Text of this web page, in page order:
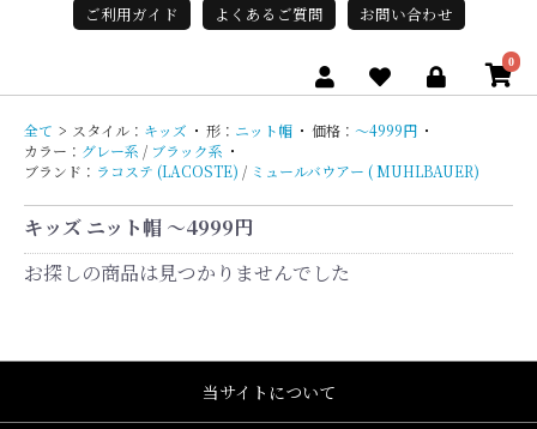
ご利用ガイド よくあるご質問 お問い合わせ
0
全て > スタイル： キッズ ・ 形： ニット帽 ・ 価格： 〜4999円 ・
カラー： グレー系 / ブラック系 ・
ブランド： ラコステ (LACOSTE) / ミュールバウアー ( MUHLBAUER)
キッズ ニット帽 〜4999円
お探しの商品は見つかりませんでした
当サイトについて